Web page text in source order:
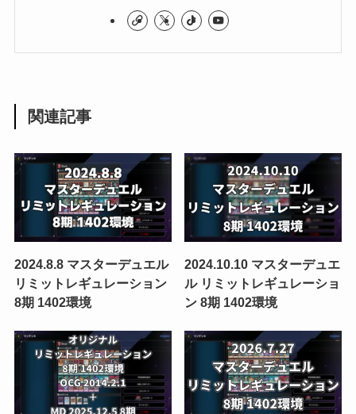
関連記事
2024.8.8 マスターデュエル
リミットレギュレーション
8期 1402環境
2024.10.10 マスターデュエ
ル リミットレギュレーショ
ン 8期 1402環境